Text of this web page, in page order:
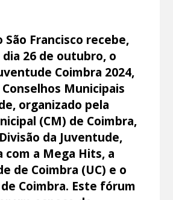
São Francisco recebe,
26 de outubro, o
Coimbra 2024,
Municipais
organizado pela
(CM) de Coimbra,
da Juventude,
com a Mega Hits, a
de Coimbra (UC) e o
Coimbra. Este fórum